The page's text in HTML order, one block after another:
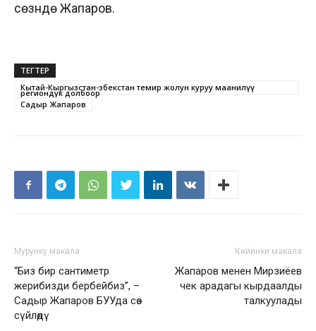
сөзүндө Жапаров.
ТЕГТЕР
Кытай-Кыргызстан-Өзбекстан темир жолун куруу маанилүү
региондук долбоор
Садыр Жапаров
Мурунку макала
“Биз бир сантиметр
жерибизди бербейбиз”, –
Садыр Жапаров БУУда сөз
сүйлөдү
Кийинки макала
Жапаров менен Мирзиёев
чек арадагы кырдаалды
талкуулады